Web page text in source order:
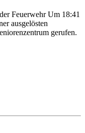
Feuerwehr Um 18:41
ausgelösten
gerufen.